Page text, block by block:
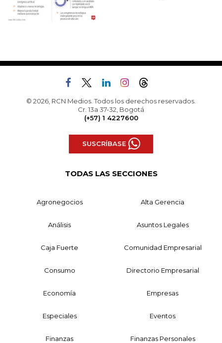
© 2026, RCN Medios. Todos los derechos reservados.
Cr. 13a 37-32, Bogotá
(+57) 1 4227600
SUSCRÍBASE
TODAS LAS SECCIONES
Agronegocios Alta Gerencia
Análisis Asuntos Legales
Caja Fuerte Comunidad Empresarial
Consumo Directorio Empresarial
Economía Empresas
Especiales Eventos
Finanzas Finanzas Personales